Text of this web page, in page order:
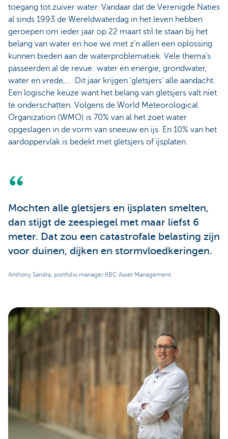
toegang tot zuiver water. Vandaar dat de Verenigde Naties
al sinds 1993 de Wereldwaterdag in het leven hebben
geroepen om ieder jaar op 22 maart stil te staan bij het
belang van water en hoe we met z’n allen een oplossing
kunnen bieden aan de waterproblematiek. Vele thema’s
passeerden al de revue: water en energie, grondwater,
water en vrede,… Dit jaar krijgen ‘gletsjers’ alle aandacht.
Een logische keuze want het belang van gletsjers valt niet
te onderschatten. Volgens de World Meteorological
Organization (WMO) is 70% van al het zoet water
opgeslagen in de vorm van sneeuw en ijs. En 10% van het
aardoppervlak is bedekt met gletsjers of ijsplaten.
Mochten alle gletsjers en ijsplaten smelten,
dan stijgt de zeespiegel met maar liefst 6
meter. Dat zou een catastrofale belasting zijn
voor duinen, dijken en stormvloedkeringen.
Anthony Sandra, portfolio manager KBC Asset Management